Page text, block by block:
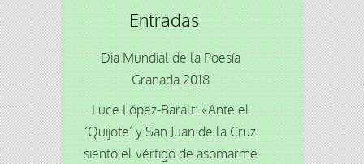
Entradas
Dia Mundial de la Poesía
Granada 2018
Luce López-Baralt: «Ante el
‘Quijote’ y San Juan de la Cruz
siento el vértigo de asomarme